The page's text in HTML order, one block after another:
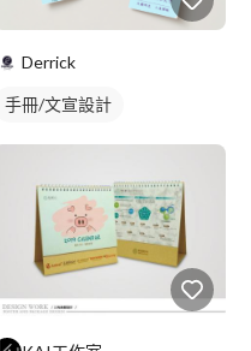
Derrick
手冊/文宣設計